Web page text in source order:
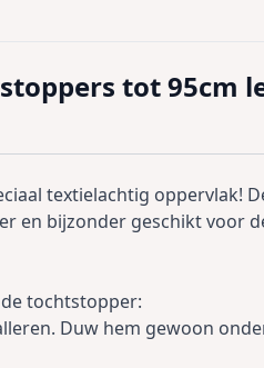
tot 95cm
textielachtig oppervlak!
en bijzonder geschikt voor
tochtstopper:
Duw hem gewoon